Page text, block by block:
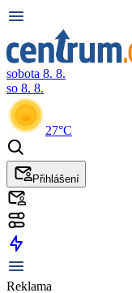
sobota 8. 8.
so 8. 8.
27°C
Přihlášení
Reklama